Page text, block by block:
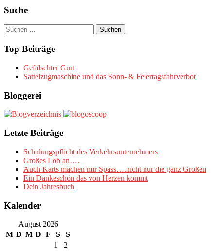
Suche
Suchen
nach:
Top Beiträge
Gefälschter Gurt
Sattelzugmaschine und das Sonn- & Feiertagsfahrverbot
Bloggerei
Letzte Beiträge
Schulungspflicht des Verkehrsunternehmers
Großes Lob an….
Auch Karts machen mir Spass….nicht nur die ganz Großen
Ein Dankeschön das von Herzen kommt
Dein Jahresbuch
Kalender
August 2026
M D M D F S
S
1
2